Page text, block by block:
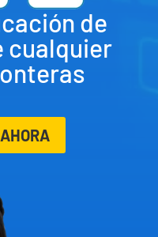
de
cualquier